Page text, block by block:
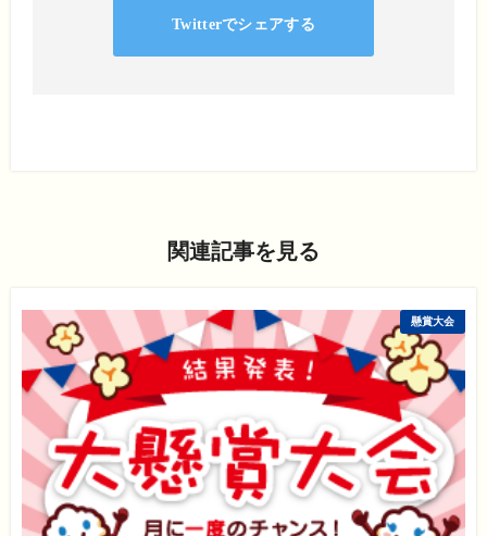
Twitterでシェアする
関連記事を見る
懸賞大会